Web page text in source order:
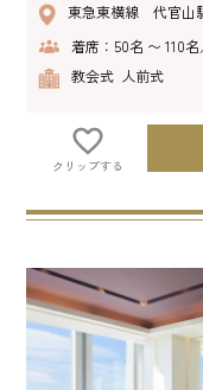
東急東横線 代官山
着席：50名 〜 110
教会式 人前式
クリップする